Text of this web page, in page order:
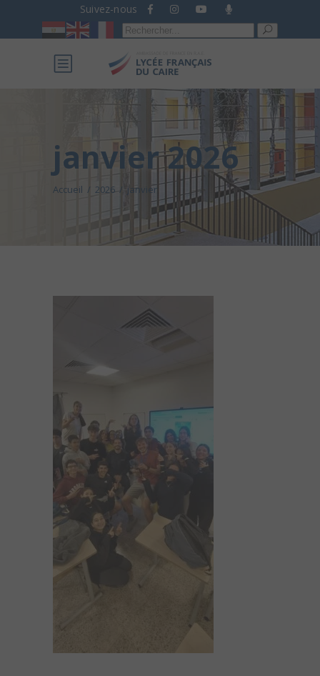
Suivez-nous
Recherche
pour :
janvier 2026
Accueil / 2026 / janvier